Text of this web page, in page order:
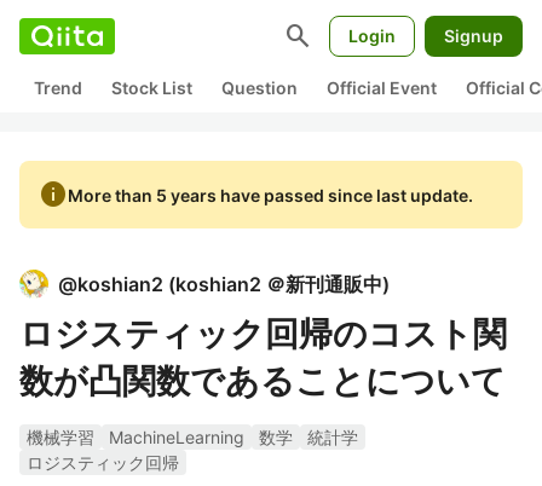
search Login Signup
Trend Stock List Question Official Event Official
infoMore than 5 years have passed since last update.
@koshian2 (koshian2 ＠新刊通販中)
ロジスティック回帰のコスト関
数が凸関数であることについて
機械学習 MachineLearning 数学
統計学
ロジスティック回帰